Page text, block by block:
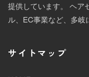
提供しています。 ヘア
ル、EC事業など、多岐
サイトマップ